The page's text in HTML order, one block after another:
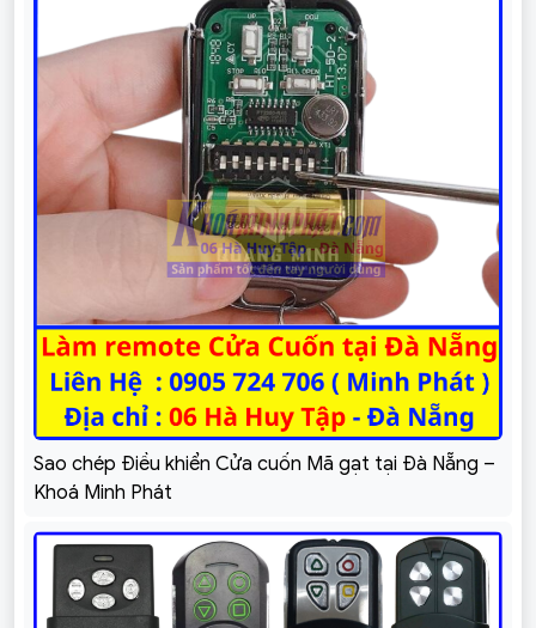
Sao chép Điều khiển Cửa cuốn Mã gạt tại Đà Nẵng –
Khoá Minh Phát